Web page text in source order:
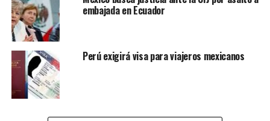
embajada en Ecuador
Perú exigirá visa para viajeros mexicanos